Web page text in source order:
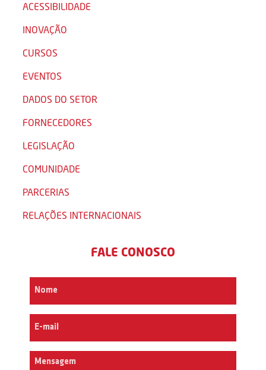
ACESSIBILIDADE
INOVAÇÃO
CURSOS
EVENTOS
DADOS DO SETOR
FORNECEDORES
LEGISLAÇÃO
COMUNIDADE
PARCERIAS
RELAÇÕES INTERNACIONAIS
FALE CONOSCO